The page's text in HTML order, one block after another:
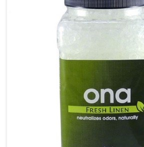
IONISEUR - OZONE
NEUTRALISATEURS
BIO TECHNOLOGY
Engrais Bio Technology
Engrais Bio Technology
Stimulateurs Bio
GUANOKALONG